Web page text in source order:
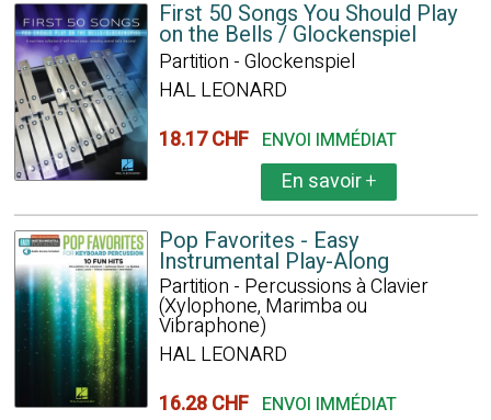
First 50 Songs You Should Play
on the Bells / Glockenspiel
Partition - Glockenspiel
HAL LEONARD
18.17 CHF ENVOI IMMÉDIAT
En savoir+
Pop Favorites - Easy
Instrumental Play-Along
Partition - Percussions à Clavier
(Xylophone, Marimba ou
Vibraphone)
HAL LEONARD
16.28 CHF ENVOI IMMÉDIAT